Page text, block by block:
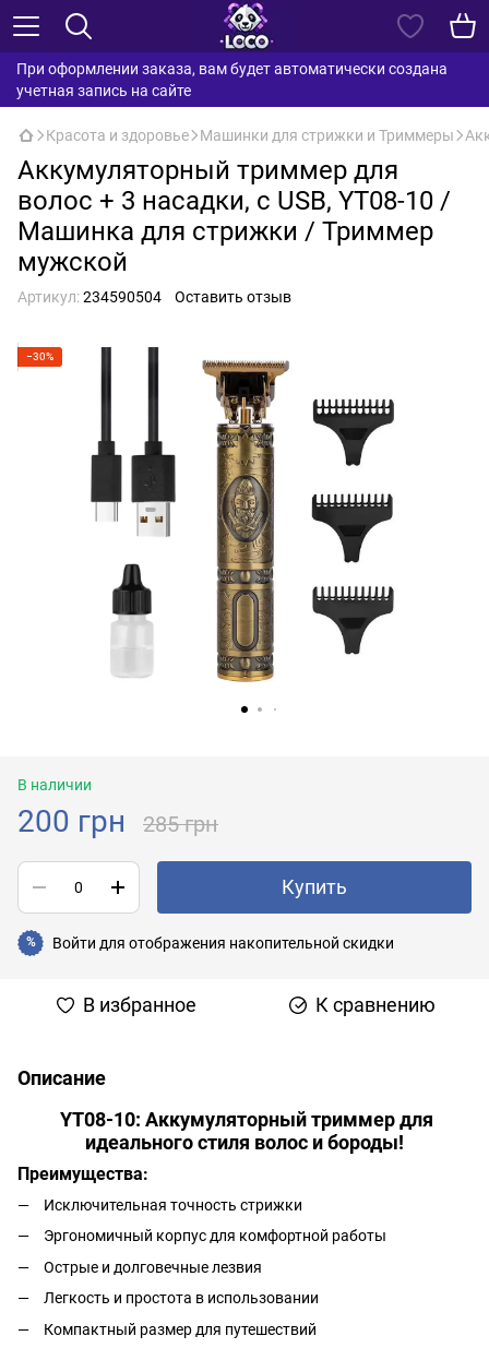
При оформлении заказа, вам будет автоматически создана
учетная запись на сайте
Красота и здоровье Машинки для стрижки и Триммеры
Аккумуляторный триммер для
волос + 3 насадки, с USB, YT08-10 /
Машинка для стрижки / Триммер
мужской
Артикул:234590504 Оставить отзыв
−30%
В наличии
200 грн 285 грн
Купить
% Войти для отображения накопительной скидки
В избранное К сравнению
Описание
YT08-10: Аккумуляторный триммер для
идеального стиля волос и бороды!
Преимущества:
Исключительная точность стрижки
Эргономичный корпус для комфортной работы
Острые и долговечные лезвия
Легкость и простота в использовании
Компактный размер для путешествий